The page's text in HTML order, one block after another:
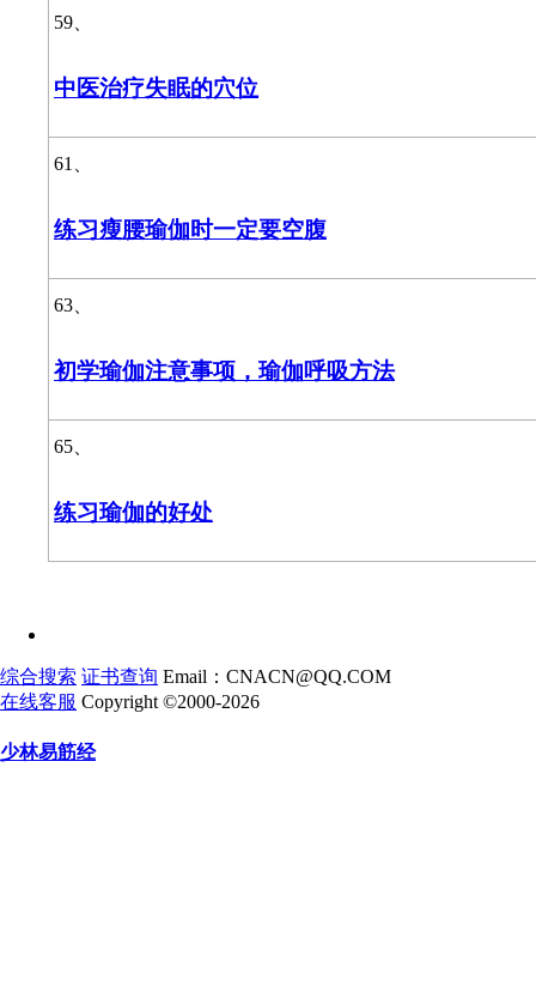
59、
中医治疗失眠的穴位
61、
练习瘦腰瑜伽时一定要空腹
63、
初学瑜伽注意事项，瑜伽呼吸方法
65、
练习瑜伽的好处
综合搜索 证书查询 Email：CNACN@QQ.COM
在线客服 Copyright ©2000-2026
少林易筋经